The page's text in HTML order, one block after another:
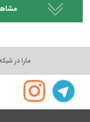
مارا در